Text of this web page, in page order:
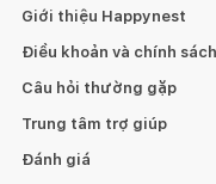
Giới thiệu Happynest
Điều khoản và chính sách
Câu hỏi thường gặp
Trung tâm trợ giúp
Đánh giá